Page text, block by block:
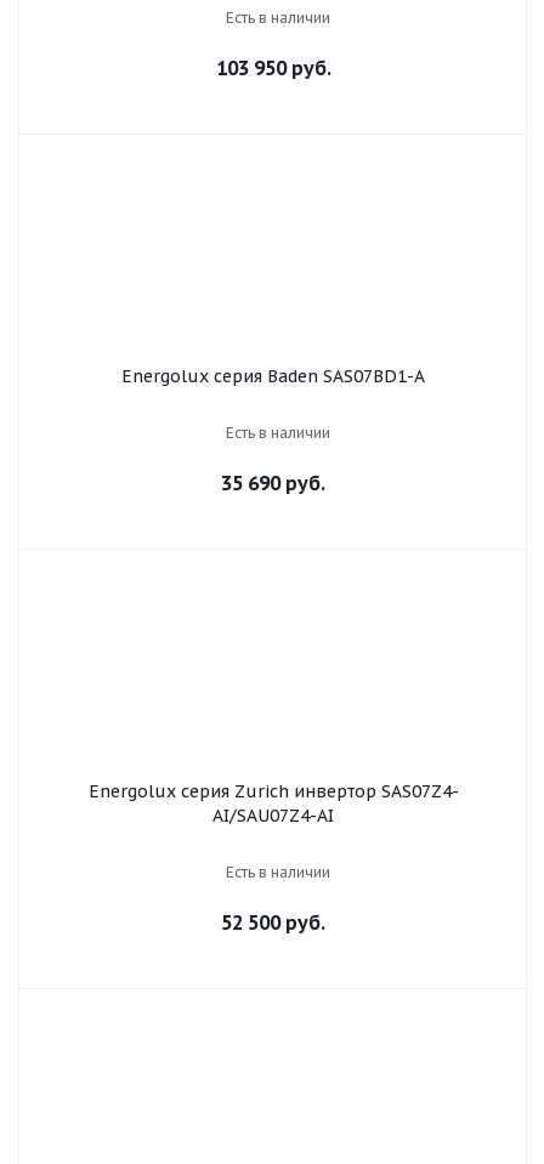
Есть в наличии
103 950 руб.
Energolux серия Baden SAS07BD1-A
Есть в наличии
35 690 руб.
Energolux серия Zurich инвертор SAS07Z4-
AI/SAU07Z4-AI
Есть в наличии
52 500 руб.